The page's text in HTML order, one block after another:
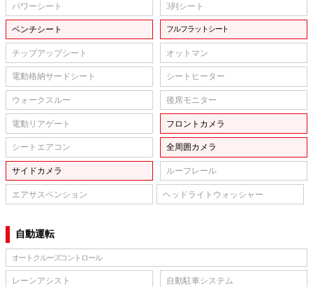
パワーシート 3列シート
ベンチシート フルフラットシート
チップアップシート オットマン
電動格納サードシート シートヒーター
ウォークスルー 後席モニター
電動リアゲート フロントカメラ
シートエアコン 全周囲カメラ
サイドカメラ ルーフレール
エアサスペンション ヘッドライトウォッシャー
自動運転
オートクルーズコントロール
レーンアシスト 自動駐車システム